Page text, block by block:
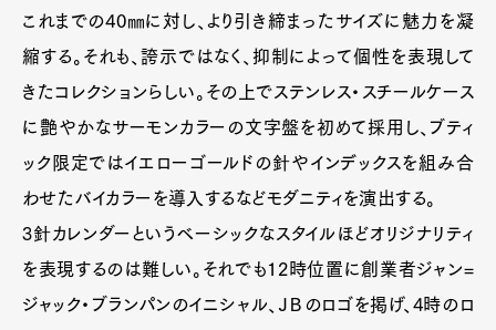
これまでの40㎜に対し、より引き締まったサイズに魅力を凝
縮する。それも、誇示ではなく、抑制によって個性を表現して
きたコレクションらしい。その上でステンレス・スチールケース
に艶やかなサーモンカラーの文字盤を初めて採用し、ブティ
ック限定ではイエローゴールドの針やインデックスを組み合
わせたバイカラーを導入するなどモダニティを演出する。
3針カレンダーというベーシックなスタイルほどオリジナリティ
を表現するのは難しい。それでも12時位置に創業者ジャン=
ジャック・ブランパンのイニシャル、ＪＢのロゴを掲げ、4時のロ